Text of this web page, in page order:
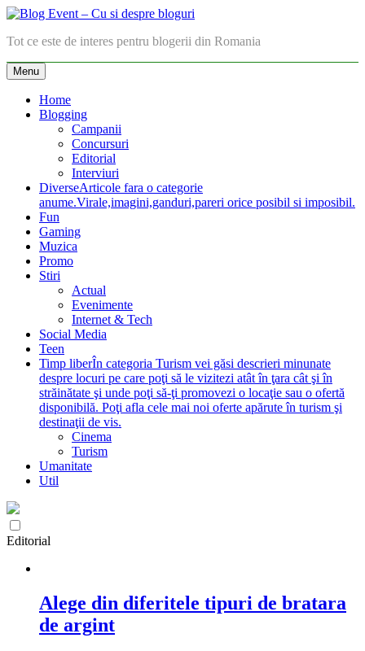
Skip
content
Blog Event – Cu si despre bloguri
Tot ce este de interes pentru blogerii din Romania
Menu
Home
Blogging
Campanii
Concursuri
Editorial
Interviuri
DiverseArticole fara o categorie
anume.Virale,imagini,ganduri,pareri orice posibil si imposibil.
Fun
Gaming
Muzica
Promo
Stiri
Actual
Evenimente
Internet & Tech
Social Media
Teen
Timp liberÎn categoria Turism vei găsi descrieri minunate
despre locuri pe care poţi să le vizitezi atât în ţara cât şi în
străinătate şi unde poţi să-ţi promovezi o locaţie sau o ofertă
disponibilă. Poţi afla cele mai noi oferte apărute în turism şi
destinaţii de vis.
Cinema
Turism
Umanitate
Util
Editorial
Alege din diferitele tipuri de bratara
de argint